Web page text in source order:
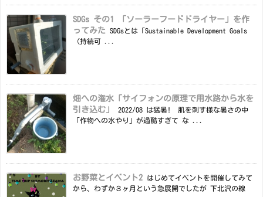
SDGs その1 「ソーラーフードドライヤー」を作
ってみた
SDGsとは「Sustainable Development Goals
（持続可 ...
畑への潅水「サイフォンの原理で用水路から水を
引き込む」
2022/08 は猛暑! 肌を刺す様な暑さの中
「作物への水やり」が過酷すぎて な ...
お野菜とイベント2
はじめてイベントを開催してみて
から、わずか３ヶ月という急展開でしたが 下北沢の線